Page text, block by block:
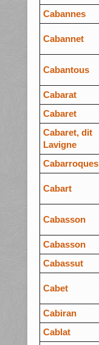
Cabannes
Cabannet
Cabantous
Cabarat
Cabaret
Cabaret, dit
Lavigne
Cabarroques
Cabart
Cabasson
Cabasson
Cabassut
Cabet
Cabiran
Cablat